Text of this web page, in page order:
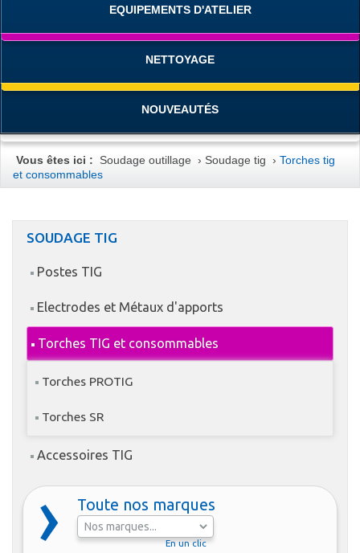
EQUIPEMENTS D'ATELIER
NETTOYAGE
NOUVEAUTÉS
Vous êtes ici : Soudage outillage ›Soudage tig ›Torches tig
et consommables
SOUDAGE TIG
Postes TIG
Electrodes et Métaux d'apports
Torches TIG et consommables
Torches PROTIG
Torches SR
Accessoires TIG
Toute nos marques
En un clic